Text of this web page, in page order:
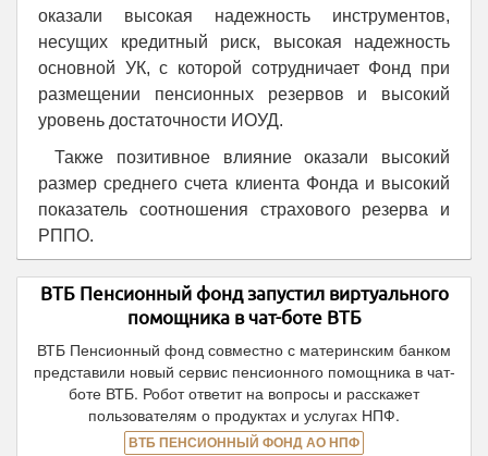
оказали высокая надежность инструментов,
несущих кредитный риск, высокая надежность
основной УК, с которой сотрудничает Фонд при
размещении пенсионных резервов и высокий
уровень достаточности ИОУД.
Также позитивное влияние оказали высокий
размер среднего счета клиента Фонда и высокий
показатель соотношения страхового резерва и
РППО.
ВТБ Пенсионный фонд запустил виртуального
помощника в чат-боте ВТБ
ВТБ Пенсионный фонд совместно с материнским банком
представили новый сервис пенсионного помощника в чат-
боте ВТБ. Робот ответит на вопросы и расскажет
пользователям о продуктах и услугах НПФ.
ВТБ ПЕНСИОННЫЙ ФОНД АО НПФ